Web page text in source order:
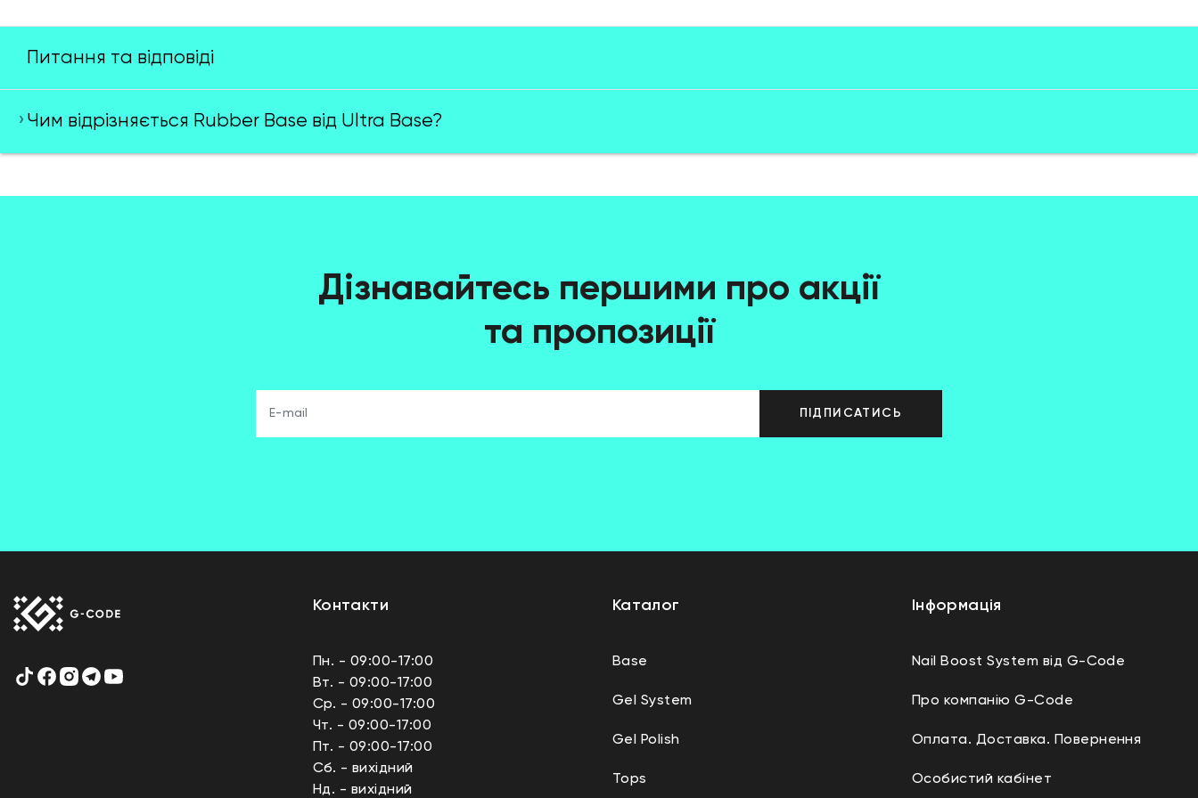
Питання та відповіді
Чим відрізняється Rubber Base від Ultra Base?
Дізнавайтесь першими про акції
та пропозиції
ПІДПИСАТИСЬ
Контакти
Пн. - 09:00-17:00
Вт. - 09:00-17:00
Ср. - 09:00-17:00
Чт. - 09:00-17:00
Пт. - 09:00-17:00
Сб. - вихідний
Нд. - вихідний
Каталог
Base
Gel System
Gel Polish
Tops
Інформація
Nail Boost System від G-Code
Про компанію G-Code
Оплата. Доставка. Повернення
Особистий кабінет